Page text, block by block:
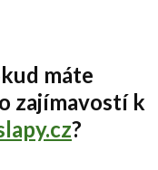
máte
zajímavostí k
?